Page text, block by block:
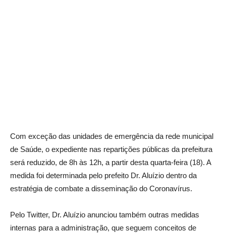
Com exceção das unidades de emergência da rede municipal
de Saúde, o expediente nas repartições públicas da prefeitura
será reduzido, de 8h às 12h, a partir desta quarta-feira (18). A
medida foi determinada pelo prefeito Dr. Aluízio dentro da
estratégia de combate a disseminação do Coronavírus.
Pelo Twitter, Dr. Aluízio anunciou também outras medidas
internas para a administração, que seguem conceitos de